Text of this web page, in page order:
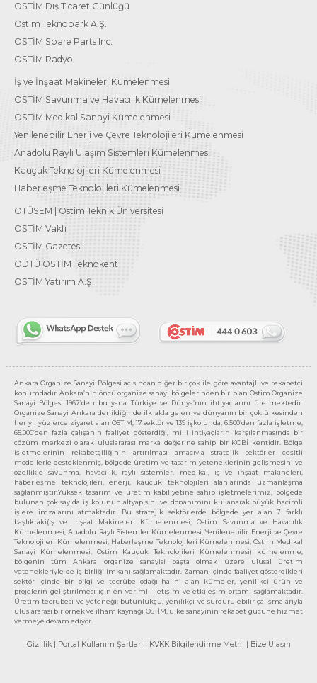
OSTİM Dış Ticaret Günlüğü
Ostim Teknopark A.Ş.
OSTİM Spare Parts Inc.
OSTİM Radyo
İş ve İnşaat Makineleri Kümelenmesi
OSTİM Savunma ve Havacılık Kümelenmesi
OSTİM Medikal Sanayi Kümelenmesi
Yenilenebilir Enerji ve Çevre Teknolojileri Kümelenmesi
Anadolu Raylı Ulaşım Sistemleri Kümelenmesi
Kauçuk Teknolojileri Kümelenmesi
Haberleşme Teknolojileri Kümelenmesi
OTÜSEM | Ostim Teknik Üniversitesi
OSTİM Vakfı
OSTİM Gazetesi
ODTÜ OSTİM Teknokent
OSTİM Yatırım A.Ş.
Ankara Organize Sanayi Bölgesi açısından diğer bir çok ile göre avantajlı ve rekabetçi
konumdadır. Ankara’nın öncü organize sanayi bölgelerinden biri olan Ostim Organize
Sanayi Bölgesi 1967’den bu yana Türkiye ve Dünya’nın ihtiyaçlarını üretmektedir.
Organize Sanayi Ankara denildiğinde ilk akla gelen ve dünyanın bir çok ülkesinden
her yıl yüzlerce ziyaret alan OSTİM, 17 sektör ve 139 işkolunda, 6.500’den fazla işletme,
65.000’den fazla çalışanın faaliyet gösterdiği, milli ihtiyaçların karşılanmasında bir
çözüm merkezi olarak uluslararası marka değerine sahip bir KOBİ kentidir. Bölge
işletmelerinin rekabetçiliğinin artırılması amacıyla stratejik sektörler çeşitli
modellerle desteklenmiş, bölgede üretim ve tasarım yeteneklerinin gelişmesini ve
özellikle savunma, havacılık, raylı sistemler, medikal, iş ve inşaat makineleri,
haberleşme teknolojileri, enerji, kauçuk teknolojileri alanlarında uzmanlaşma
sağlanmıştır.Yüksek tasarım ve üretim kabiliyetine sahip işletmelerimiz, bölgede
bulunan çok sayıda iş kolunun altyapısını ve donanımını kullanarak büyük hacimli
işlere imzalarını atmaktadır. Bu stratejik sektörlerde bölgede yer alan 7 farklı
başlıktaki(İş ve inşaat Makineleri Kümelenmesi, Ostim Savunma ve Havacılık
Kümelenmesi, Anadolu Raylı Sistemler Kümelenmesi, Yenilenebilir Enerji ve Çevre
Teknolojileri Kümelenmesi, Haberleşme Teknolojileri Kümelenmesi, Ostim Medikal
Sanayi Kümelenmesi, Ostim Kauçuk Teknolojileri Kümelenmesi) kümelenme,
bölgenin tüm Ankara organize sanayisi başta olmak üzere ulusal üretim
yetenekleriyle de iş birliği imkanı sağlamaktadır. Zaman içinde faaliyet gösterdikleri
sektör içinde bir bilgi ve tecrübe odağı halini alan kümeler, yenilikçi ürün ve
projelerin geliştirilmesi için en verimli iletişim ve etkileşim ortamı sağlamaktadır.
Üretim tecrübesi ve yeteneği; bütünlükçü, yenilikçi ve sürdürülebilir çalışmalarıyla
uluslararası bir örnek ve ilham kaynağı OSTİM, ülke sanayinin rekabet gücüne hizmet
vermeye devam ediyor.
Gizlilik | Portal Kullanım Şartları | KVKK Bilgilendirme Metni | Bize Ulaşın